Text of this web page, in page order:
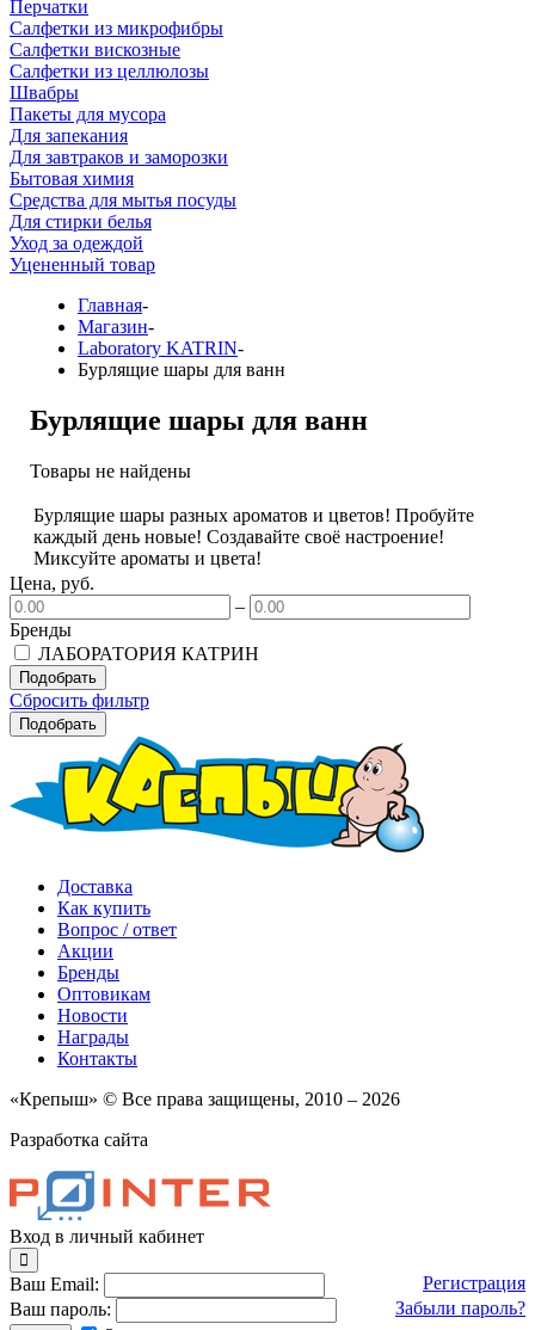
Перчатки
Салфетки из микрофибры
Салфетки вискозные
Салфетки из целлюлозы
Швабры
Пакеты для мусора
Для запекания
Для завтраков и заморозки
Бытовая химия
Средства для мытья посуды
Для стирки белья
Уход за одеждой
Уцененный товар
Главная-
Магазин-
Laboratory KATRIN-
Бурлящие шары для ванн
Бурлящие шары для ванн
Товары не найдены
Бурлящие шары разных ароматов и цветов! Пробуйте
каждый день новые! Создавайте своё настроение!
Миксуйте ароматы и цвета!
Цена, руб.
–
Бренды
ЛАБОРАТОРИЯ КАТРИН
Подобрать
Сбросить фильтр
Подобрать
Доставка
Как купить
Вопрос / ответ
Акции
Бренды
Оптовикам
Новости
Награды
Контакты
«Крепыш» © Все права защищены, 2010 – 2026
Разработка сайта
Вход в личный кабинет
Регистрация
Ваш Email:
Забыли пароль?
Ваш пароль: